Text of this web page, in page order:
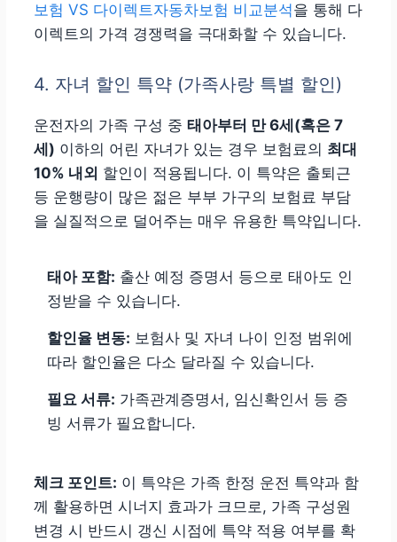
약 15% 내외
보험 VS 다이렉트자동차보험 비교분석을 통해 다
이렉트의 가격 경쟁력을 극대화할 수 있습니다.
4. 자녀 할인 특약 (가족사랑 특별 할인)
운전자의 가족 구성 중태아부터 만 6세(혹은 7
세) 이하의 어린 자녀가 있는 경우 보험료의 최대
10% 내외 할인이 적용됩니다. 이 특약은 출퇴근
등 운행량이 많은 젊은 부부 가구의 보험료 부담
을 실질적으로 덜어주는 매우 유용한 특약입니다.
태아 포함: 출산 예정 증명서 등으로 태아도 인
정받을 수 있습니다.
할인율 변동: 보험사 및 자녀 나이 인정 범위에
따라 할인율은 다소 달라질 수 있습니다.
필요 서류: 가족관계증명서, 임신확인서 등 증
빙 서류가 필요합니다.
체크 포인트: 이 특약은 가족 한정 운전 특약과 함
께 활용하면 시너지 효과가 크므로, 가족 구성원
변경 시 반드시 갱신 시점에 특약 적용 여부를 확